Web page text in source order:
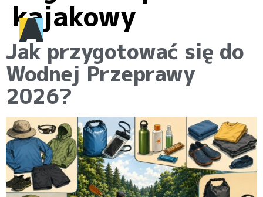
kajakowy
Jak przygotować się do
Wodnej Przeprawy
2026?